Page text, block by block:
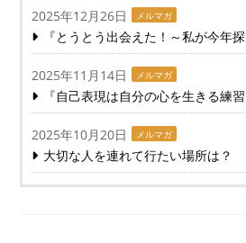
2025年12月26日 メルマガ
『とうとう出会えた！～私が今年
2025年11月14日 メルマガ
『自己表現は自分の心を生きる練習
2025年10月20日 メルマガ
大切な人を連れて行たい場所は？